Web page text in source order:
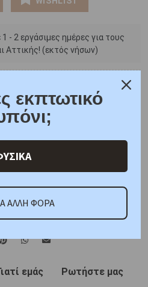
- 2 εργάσιμες ημέρες για τους
Αττικής! (εκτός νήσων)
τις παραγγελίες
CHAT
THE LOVE
εμάς Ρωτήστε μας
εκπτωτικό
ΑΛΛΗ ΦΟΡΑ